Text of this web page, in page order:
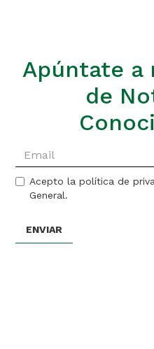
Apúntate a
de
Acepto la política de
General.